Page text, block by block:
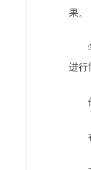
果。
进行